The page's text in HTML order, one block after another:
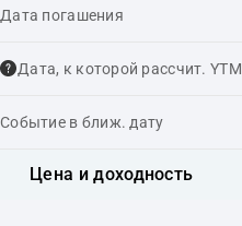
Дата погашения
Дата, к которой рассчит. YTM
Событие в ближ. дату
Цена и доходность